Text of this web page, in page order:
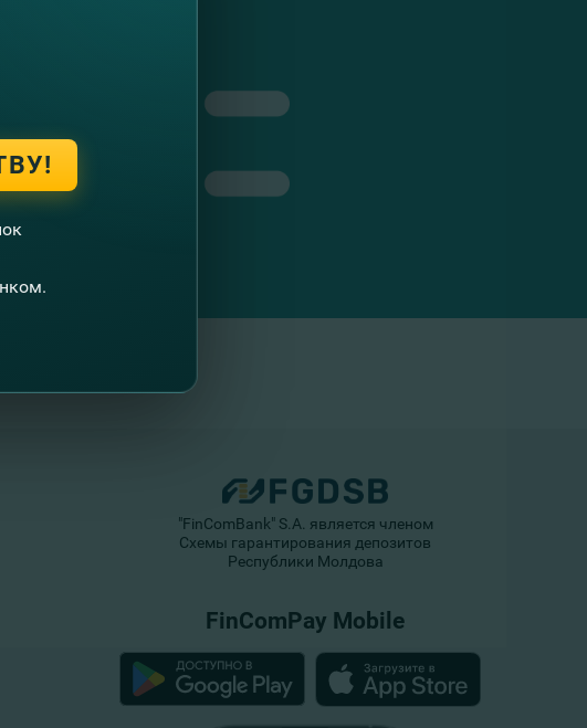
"FinComBank" S.A. является членом
Схемы гарантирования депозитов
Республики Молдова
FinComPay Mobile